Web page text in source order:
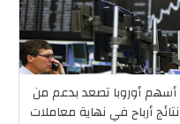
أسهم أوروبا تصعد بدعم من
نتائج أرباح في نهاية معاملات